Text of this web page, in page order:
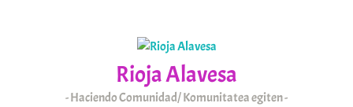
Rioja Alavesa
Haciendo Comunidad/ Komunitatea egiten